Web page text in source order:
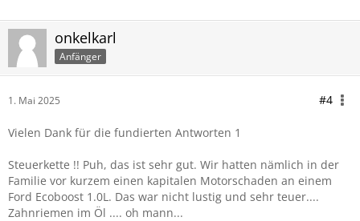
onkelkarl
Anfänger
1. Mai 2025 #4
Vielen Dank für die fundierten Antworten 1
Steuerkette !! Puh, das ist sehr gut. Wir hatten nämlich in der
Familie vor kurzem einen kapitalen Motorschaden an einem
Ford Ecoboost 1.0L. Das war nicht lustig und sehr teuer....
Zahnriemen im Öl .... oh mann...